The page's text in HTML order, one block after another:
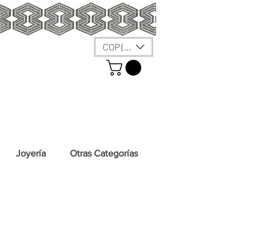
COP ($)
Joyería Otras Categorías